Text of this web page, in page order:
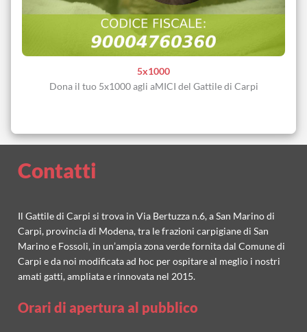
5x1000
Dona il tuo 5x1000 agli aMICI del Gattile di Carpi
Contatti
Il Gattile di Carpi si trova in Via Bertuzza n.6, a San Marino di
Carpi, provincia di Modena, tra le frazioni carpigiane di San
Marino e Fossoli, in un’ampia zona verde fornita dal Comune di
Carpi e da noi modificata ad hoc per ospitare al meglio i nostri
amati gatti, ampliata e rinnovata nel 2015.
Orari di apertura al pubblico